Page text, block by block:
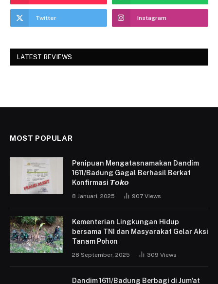
Twitter Instagram
LATEST REVIEWS
MOST POPULAR
Penipuan Mengatasnamakan Dandim
1611/Badung Gagal Berhasil Berkat
Konfirmasi 𝙏𝙤𝙠𝙤
8 Januari, 2025 907 Views
Kementerian Lingkungan Hidup
bersama TNI dan Masyarakat Gelar Aksi
Tanam Pohon
28 September, 2025 309 Views
Dandim 1611/Badung Berbagi di Jum’at